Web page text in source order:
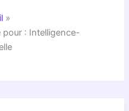
pour : Intelligence-